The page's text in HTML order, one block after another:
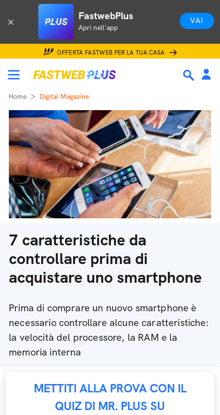
FastwebPlus
Apri nell'app
VAI
OFFERTA FASTWEB PER LA TUA CASA
Home Digital Magazine
7 caratteristiche da
controllare prima di
acquistare uno smartphone
Prima di comprare un nuovo smartphone è
necessario controllare alcune caratteristiche:
la velocità del processore, la RAM e la
memoria interna
METTITI ALLA PROVA CON IL
QUIZ DI MR. PLUS SU